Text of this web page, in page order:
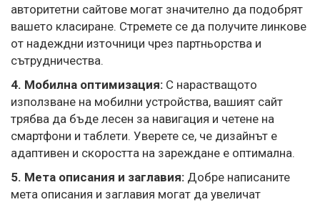
авторитетни сайтове могат значително да подобрят
вашето класиране. Стремете се да получите линкове
от надеждни източници чрез партньорства и
сътрудничества.
4. Мобилна оптимизация: С нарастващото
използване на мобилни устройства, вашият сайт
трябва да бъде лесен за навигация и четене на
смартфони и таблети. Уверете се, че дизайнът е
адаптивен и скоростта на зареждане е оптимална.
5. Мета описания и заглавия: Добре написаните
мета описания и заглавия могат да увеличат